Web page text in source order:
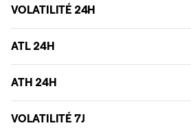
VOLATILITÉ 24H
ATL 24H
ATH 24H
VOLATILITÉ 7J